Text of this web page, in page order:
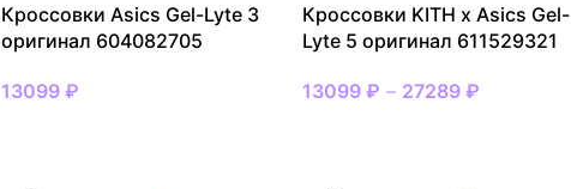
Кроссовки Asics Gel-Lyte 3
оригинал 604082705
13099 ₽
Кроссовки KITH x Asics Gel-
Lyte 5 оригинал 611529321
13099₽ – 27289₽